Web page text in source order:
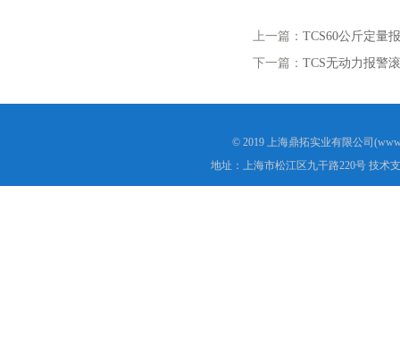
上一篇： TCS60公斤定量
下一篇： TCS无动力报警
© 2019 上海鼎拓实业有限公司
地址：上海市松江区九干路220号 技术